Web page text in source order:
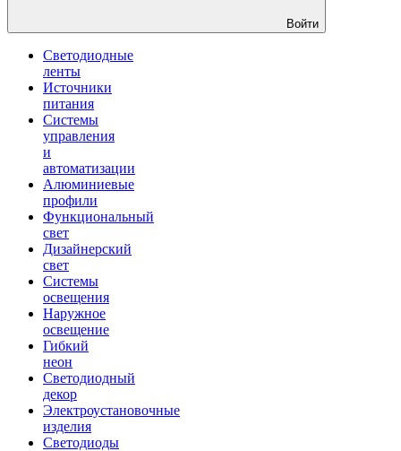
Войти
Светодиодные
ленты
Источники
питания
Системы
управления
и
автоматизации
Алюминиевые
профили
Функциональный
свет
Дизайнерский
свет
Системы
освещения
Наружное
освещение
Гибкий
неон
Светодиодный
декор
Электроустановочные
изделия
Светодиоды